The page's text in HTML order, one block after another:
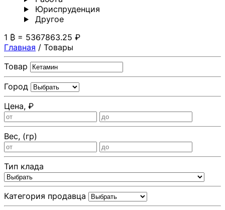
Юриспруденция
Другoе
1 ₿ = 5367863.25 ₽
Главная / Товары
Товар
Город
Цена, ₽
Вес, (гр)
Тип клада
Категория продавца